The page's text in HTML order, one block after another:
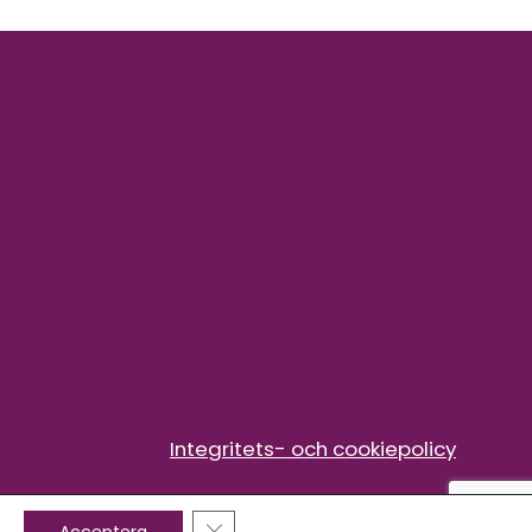
Integritets- och cookiepolicy
Close GDPR Cookie Banner